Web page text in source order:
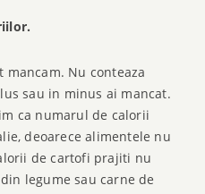
mancam. Nu conteaza
sau in minus ai mancat.
ca numarul de calorii
deoarece alimentele nu
de cartofi prajiti nu
legume sau carne de